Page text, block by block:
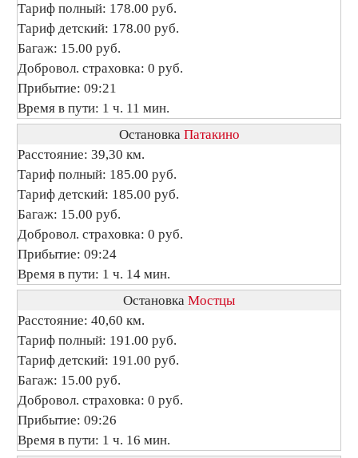
Тариф полный: 178.00 руб.
Тариф детский: 178.00 руб.
Багаж: 15.00 руб.
Добровол. страховка: 0 руб.
Прибытие: 09:21
Время в пути: 1 ч. 11 мин.
Остановка Патакино
Расстояние: 39,30 км.
Тариф полный: 185.00 руб.
Тариф детский: 185.00 руб.
Багаж: 15.00 руб.
Добровол. страховка: 0 руб.
Прибытие: 09:24
Время в пути: 1 ч. 14 мин.
Остановка Мостцы
Расстояние: 40,60 км.
Тариф полный: 191.00 руб.
Тариф детский: 191.00 руб.
Багаж: 15.00 руб.
Добровол. страховка: 0 руб.
Прибытие: 09:26
Время в пути: 1 ч. 16 мин.